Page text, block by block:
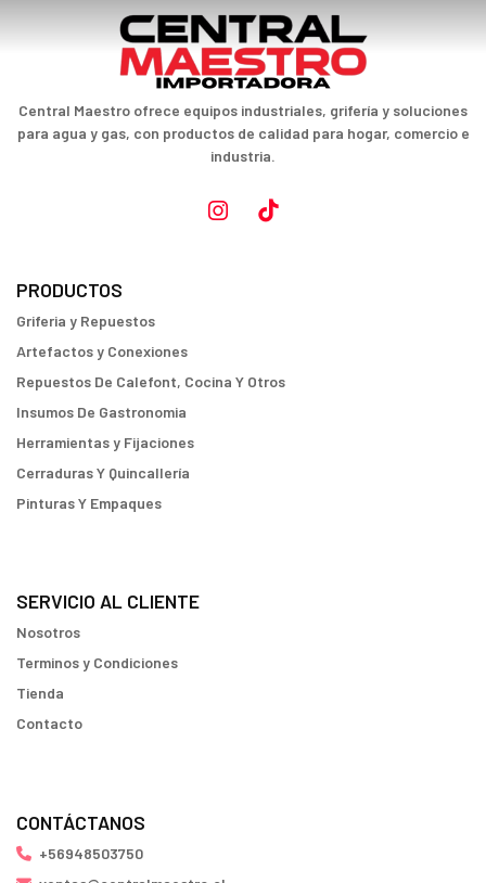
Central Maestro ofrece equipos industriales, grifería y soluciones
para agua y gas, con productos de calidad para hogar, comercio e
industria.
PRODUCTOS
Griferia y Repuestos
Artefactos y Conexiones
Repuestos De Calefont, Cocina Y Otros
Insumos De Gastronomia
Herramientas y Fijaciones
Cerraduras Y Quincallería
Pinturas Y Empaques
SERVICIO AL CLIENTE
Nosotros
Terminos y Condiciones
Tienda
Contacto
CONTÁCTANOS
+56948503750